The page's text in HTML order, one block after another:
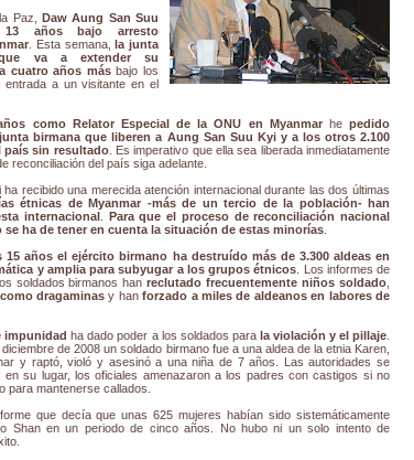
Paz,
Daw Aung San Suu
13 años bajo arresto
. Esta semana,
la junta
que va a extender su
cuatro años más bajo los
a un visitante en el
como Relator Especial de la ONU en Myanmar hepedido
birmana que liberen a Aung San Suu Kyi y a los otros 2.100
sin resultado. Es imperativo que ella sea liberada inmediatamente
reconciliación del país siga adelante.
ha recibido una merecida atención internacional durante las dos últimas
étnicas de Myanmar -más de un tercio de la población- han
internacional
Para que el proceso de reconciliación nacional
se ha de tener en cuenta la situación de estas minorías
15 años el ejército birmano ha destruído más de 3.300 aldeas en
y amplia para subyugar a los grupos étnicos . Los informes de
soldados birmanos hanreclutado frecuentemente niños soldado
dragaminasy hanforzado a miles de aldeanos en labores de
impunidad ha dado poder a los soldados para la violación y el pillaje
de 2008 un soldado birmano fue a una aldea de la etnia Karen,
y raptó, violó y asesinó a una niña de 7 años. Las autoridades se
en su lugar, los oficiales amenazaron a los padres con castigos si no
para mantenerse callados.
que decía que unas 625 mujeres habían sido sistemáticamente
Shan en un periodo de cinco años. No hubo ni un solo intento de